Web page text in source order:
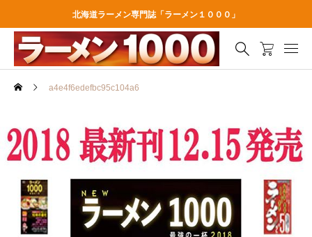
北海道ラーメン専門誌「ラーメン１０００」
a4e4f6edefbc95c104a6